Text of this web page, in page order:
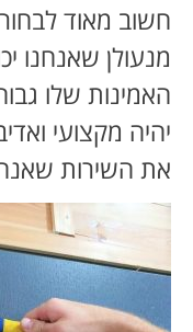
חשוב מאוד
מנעולן שאנחנו
האמינות שלו
יהיה מקצועי
את השירות